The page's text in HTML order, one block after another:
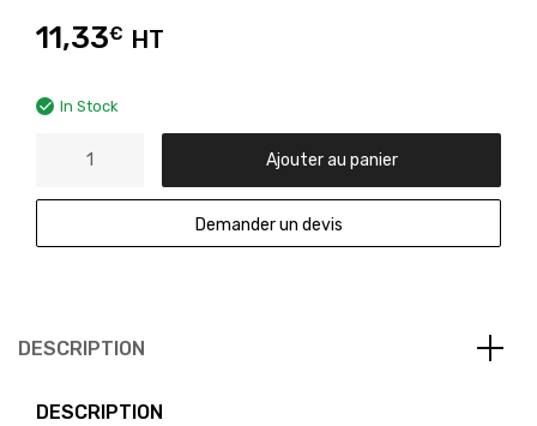
11,33€ HT
In Stock
Ajouter au panier
Demander un devis
DESCRIPTION
DESCRIPTION